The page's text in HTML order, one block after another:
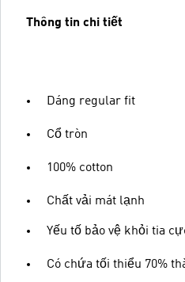
Thông tin chi tiết
Dáng regular fit
Cổ tròn
100% cotton
Chất vải mát lạnh
Yếu tố bảo vệ khỏi tia
Có chứa tối thiểu 70%